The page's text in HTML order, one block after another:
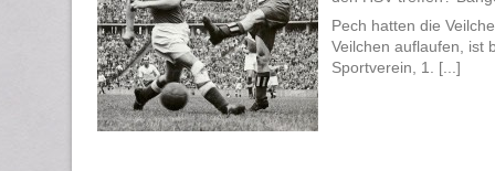
Pech hatten die
Veilchen auflaufen, ist
Sportverein, 1. [...]